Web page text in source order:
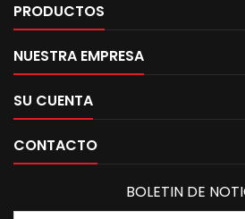
PRODUCTOS
NUESTRA EMPRESA
SU CUENTA
CONTACTO
BOLETIN DE